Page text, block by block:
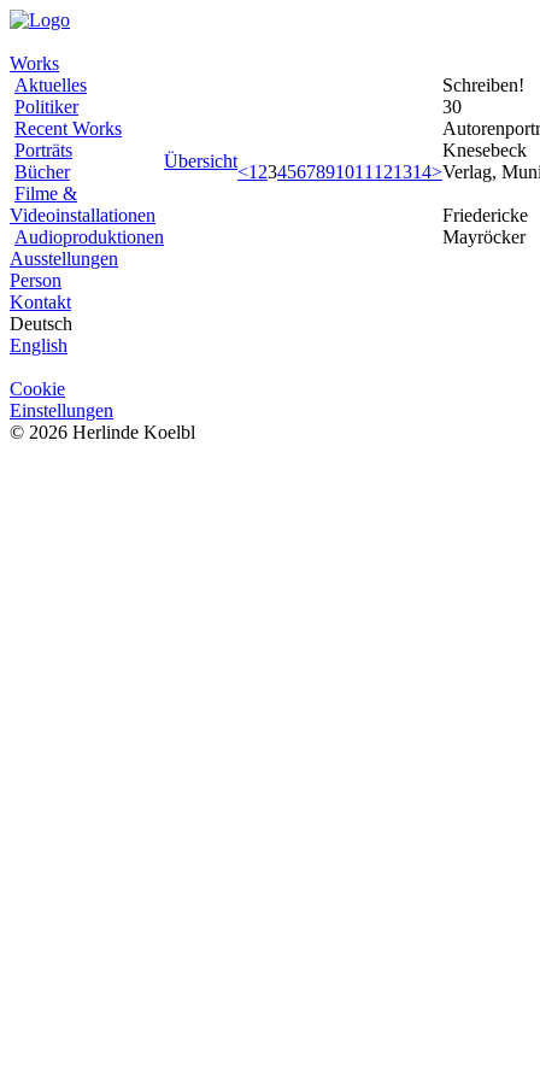
Works
Aktuelles
Politiker
Recent Works
Porträts
Bücher
Filme &
Videoinstallationen
Audioproduktionen
Ausstellungen
Person
Kontakt
Deutsch
English
Cookie
Einstellungen
Übersicht
<1 234567891011 121314>
Schreiben!
30
Knesebeck
Verlag,
Friedericke
Mayröcker
© 2026 Herlinde Koelbl